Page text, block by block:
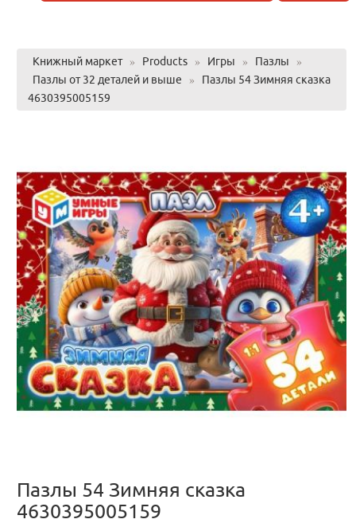
Книжный маркет » Products » Игры » Пазлы
»
Пазлы от 32 деталей и выше
»
Пазлы 54 Зимняя сказка
4630395005159
Пазлы 54 Зимняя сказка
4630395005159